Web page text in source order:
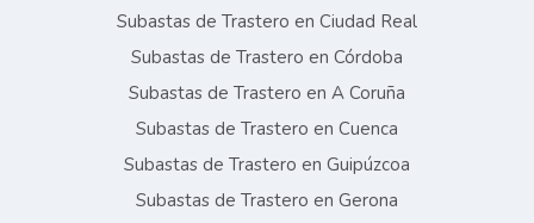
Subastas de Trastero en Ciudad Real
Subastas de Trastero en Córdoba
Subastas de Trastero en A Coruña
Subastas de Trastero en Cuenca
Subastas de Trastero en Guipúzcoa
Subastas de Trastero en Gerona